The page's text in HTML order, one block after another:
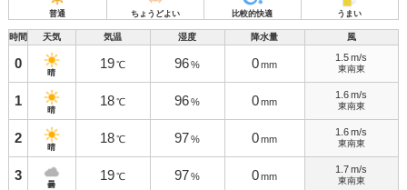
普通 ちょうどよい 比較的快適 うまい
時間 天気 気温 湿度 降水量 風
0
晴
19 ℃ 96 % 0 mm
1.5 m/s
東南東
1
晴
18 ℃ 96 % 0 mm
1.6 m/s
東南東
2
晴
18 ℃ 97 % 0 mm
1.6 m/s
東南東
3
曇
19 ℃ 97 % 0 mm
1.7 m/s
東南東